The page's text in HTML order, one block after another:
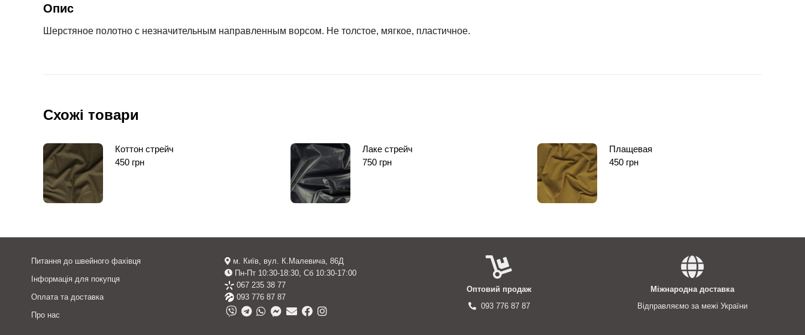
Опис
Шерстяное полотно с незначительным направленным ворсом. Не толстое, мягкое, пластичное.
Схожі товари
Коттон стрейч
450 грн
Лаке стрейч
750 грн
Плащевая
450 грн
Питання до швейного фахівця
Інформація для покупця
Оплата та доставка
Про нас
м. Київ, вул. К.Малевича, 86Д
Пн-Пт 10:30-18:30, Сб 10:30-17:00
067 235 38 77
093 776 87 87
Оптовий продаж
093 776 87 87
Міжнародна доставка
Відправляємо за межі України